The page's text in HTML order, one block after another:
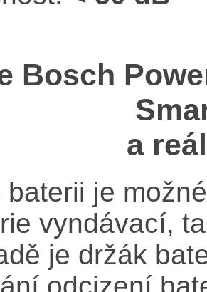
Bosch
a
baterii je
vyndávací,
je držák
odcizení